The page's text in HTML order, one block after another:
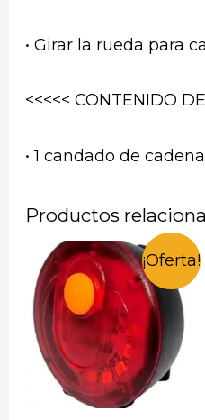
• Girar la rueda para
<<<<< CONTENIDO
• 1 candado de
Productos
¡Oferta!